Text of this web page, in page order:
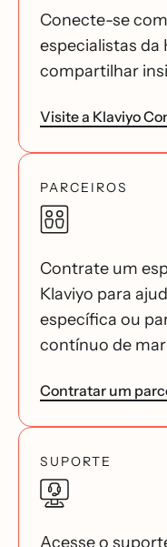
Conecte-se
especialistas da
compartilhar
Visite a Klaviyo
PARCEIROS
Contrate um
Klaviyo para
específica ou
contínuo de
Contratar um
SUPORTE
Acesse o